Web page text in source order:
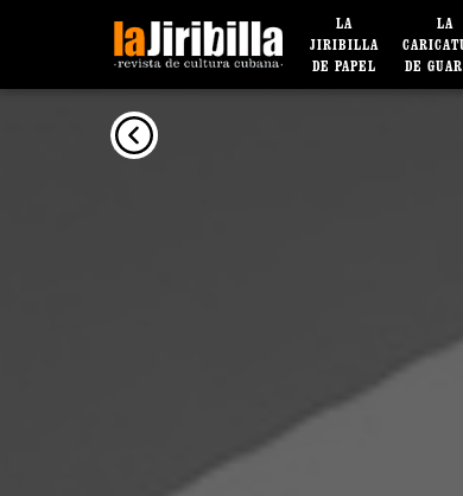
LA
JIRIBILLA
DE PAPEL
LA
DE